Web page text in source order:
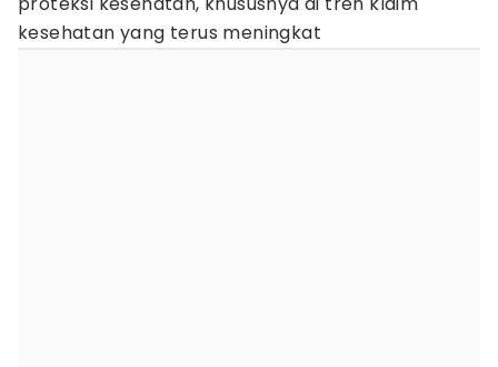
kesehatan yang terus meningkat